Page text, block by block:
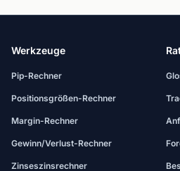
Werkzeuge
Pip-Rechner
Positionsgrößen-Rechner
Margin-Rechner
Gewinn/Verlust-Rechner
Zinseszinsrechner